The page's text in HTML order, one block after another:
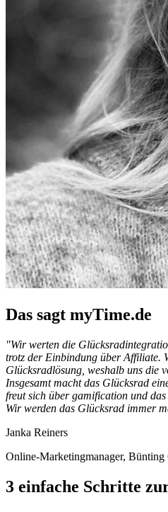
Das sagt myTime.de
"Wir werten die
trotz der Einbindung über Affiliate.
Glücksradlösung, weshalb uns die
Insgesamt macht das Glücksrad
freut sich über gamification und
Wir werden das Glücksrad immer
Janka Reiners
Online-Marketingmanager, Bünting
3 einfache Schritte